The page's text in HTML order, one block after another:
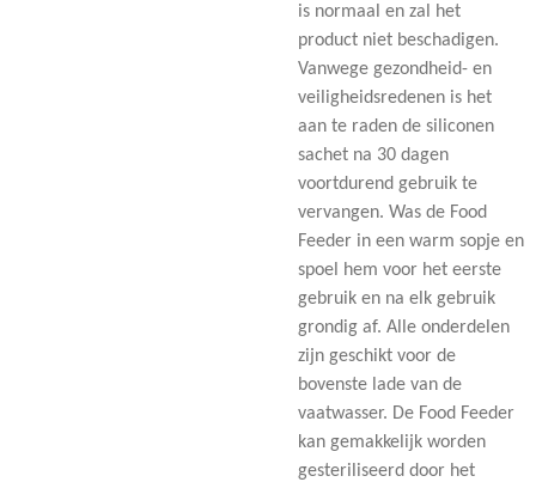
is normaal en zal het
product niet beschadigen.
Vanwege gezondheid- en
veiligheidsredenen is het
aan te raden de siliconen
sachet na 30 dagen
voortdurend gebruik te
vervangen. Was de Food
Feeder in een warm sopje en
spoel hem voor het eerste
gebruik en na elk gebruik
grondig af. Alle onderdelen
zijn geschikt voor de
bovenste lade van de
vaatwasser. De Food Feeder
kan gemakkelijk worden
gesteriliseerd door het